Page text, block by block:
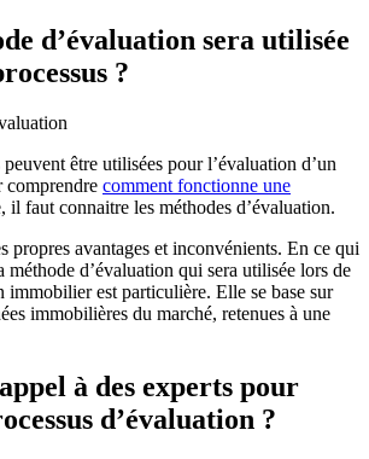
d’évaluation sera utilisée
?
être utilisées pour l’évaluation d’un
comprendre comment fonctionne une
il faut connaitre les méthodes d’évaluation.
propres avantages et inconvénients. En ce qui
méthode d’évaluation qui sera utilisée lors de
immobilier est particulière. Elle se base sur
immobilières du marché, retenues à une
à des experts pour
d’évaluation ?